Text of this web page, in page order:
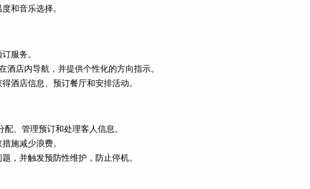
和音乐选择。
服务。
店内导航，并提供个性化的方向指示。
酒店信息、预订餐厅和安排活动。
、管理预订和处理客人信息。
施减少浪费。
，并触发预防性维护，防止停机。